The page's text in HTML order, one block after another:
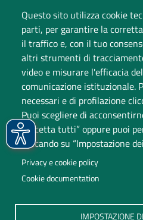
Questo sito utilizza cookie
parti, per garantire la
il traffico e, con il tuo
altri strumenti di
video e misurare l'efficacia
comunicazione istituzionale.
necessari e di profilazione
Puoi scegliere di
“Accetta tutti” oppure puoi
cliccando su “Impostazione
Privacy e cookie policy
Cookie documentation
IMPOSTAZIONE
Università degli Studi
Sede legale: via Ravasi 2,
P.IVA 02481820120
Cambia idea sui cookie
Dati di monitoraggio